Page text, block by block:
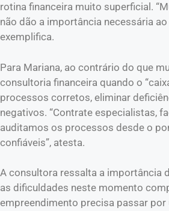
rotina financeira muito superficial.
não dão a importância necessária
exemplifica.
Para Mariana, ao contrário do que
consultoria financeira quando o
processos corretos, eliminar
negativos. “Contrate especialistas,
auditamos os processos desde o
confiáveis”, atesta.
A consultora ressalta a importância
as dificuldades neste momento
empreendimento precisa passar